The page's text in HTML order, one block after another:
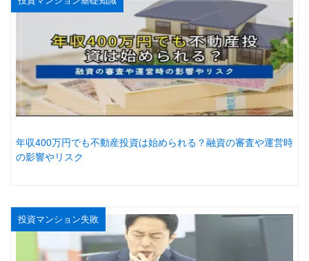
年収400万円でも不動産投資は始められる？融資の審査や運営時
の影響やリスク
投資マンション失敗